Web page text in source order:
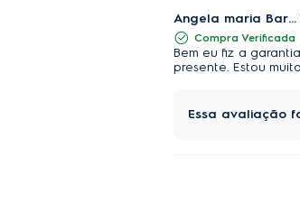
Angela maria Barreto
Compra Verificada
Bem eu fiz a
presente. Estou
Essa avaliação